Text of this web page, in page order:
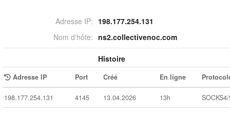
Adresse IP: 198.177.254.131
Nom d'hôte: ns2.collectivenoc.com
Histoire
Adresse IP Port Créé En ligne
198.177.254.131 4145 13.04.2026 13h